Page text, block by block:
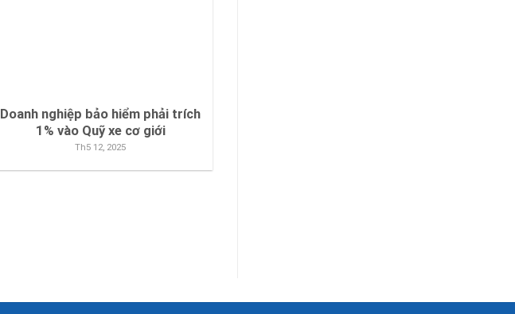
Doanh nghiệp bảo hiểm phải trích
1% vào Quỹ xe cơ giới
Th5 12, 2025